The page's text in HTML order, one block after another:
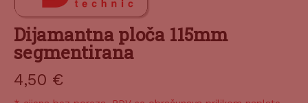
Dijamantna ploča 115mm
segmentirana
4,50 €